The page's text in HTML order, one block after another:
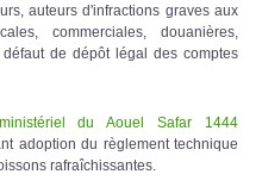
auteurs d'infractions graves aux
commerciales, douanières,
de dépôt légal des comptes
du Aouel Safar 1444
adoption du règlement technique
rafraîchissantes.